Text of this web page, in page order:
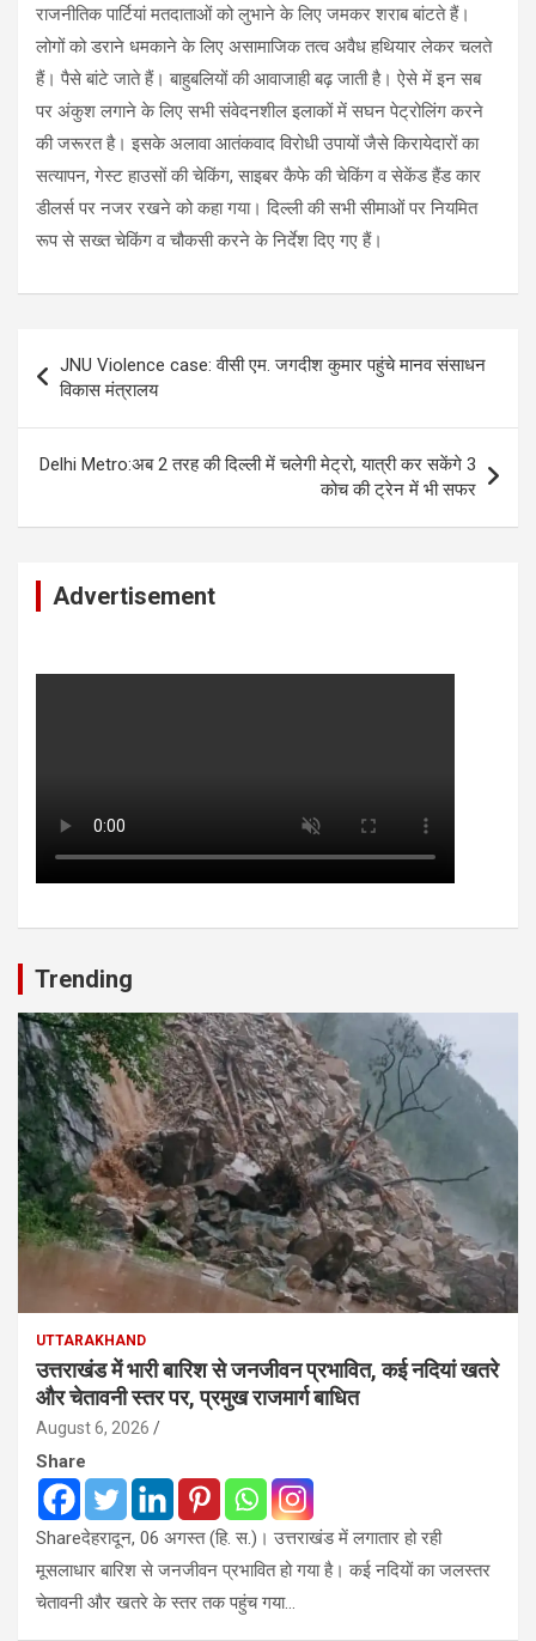
राजनीतिक पार्टियां मतदाताओं को लुभाने के लिए जमकर शराब बांटते हैं।
लोगों को डराने धमकाने के लिए असामाजिक तत्व अवैध हथियार लेकर चलते
हैं। पैसे बांटे जाते हैं। बाहुबलियों की आवाजाही बढ़ जाती है। ऐसे में इन सब
पर अंकुश लगाने के लिए सभी संवेदनशील इलाकों में सघन पेट्रोलिंग करने
की जरूरत है। इसके अलावा आतंकवाद विरोधी उपायों जैसे किरायेदारों का
सत्यापन, गेस्ट हाउसों की चेकिंग, साइबर कैफे की चेकिंग व सेकेंड हैंड कार
डीलर्स पर नजर रखने को कहा गया। दिल्ली की सभी सीमाओं पर नियमित
रूप से सख्त चेकिंग व चौकसी करने के निर्देश दिए गए हैं।
navigation
JNU Violence case: वीसी एम. जगदीश कुमार पहुंचे मानव संसाधन
विकास मंत्रालय
Delhi Metro:अब 2 तरह की दिल्ली में चलेगी मेट्रो, यात्री कर सकेंगे 3
कोच की ट्रेन में भी सफर
Advertisement
Trending
UTTARAKHAND
उत्तराखंड में भारी बारिश से जनजीवन प्रभावित, कई नदियां खतरे
और चेतावनी स्तर पर, प्रमुख राजमार्ग बाधित
August 6, 2026
Share
Shareदेहरादून, 06 अगस्त (हि. स.)। उत्तराखंड में लगातार हो रही
मूसलाधार बारिश से जनजीवन प्रभावित हो गया है। कई नदियों का जलस्तर
चेतावनी और खतरे के स्तर तक पहुंच गया…